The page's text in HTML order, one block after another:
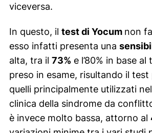
viceversa.
In questo, il test di Yocum non
esso infatti presenta una
alta, tra il 73% e l’80% in base
preso in esame, risultando il test
quelli principalmente utilizzati
clinica della sindrome da
è invece molto bassa, attorno al